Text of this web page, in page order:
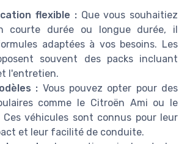
flexible :Que vous souhaitiez
courte durée ou longue durée, il
adaptées à vos besoins. Les
souvent des packs incluant
l'entretien.
: Vous pouvez opter pour des
comme le Citroën Ami ou le
Ces véhicules sont connus pour leur
et leur facilité de conduite.